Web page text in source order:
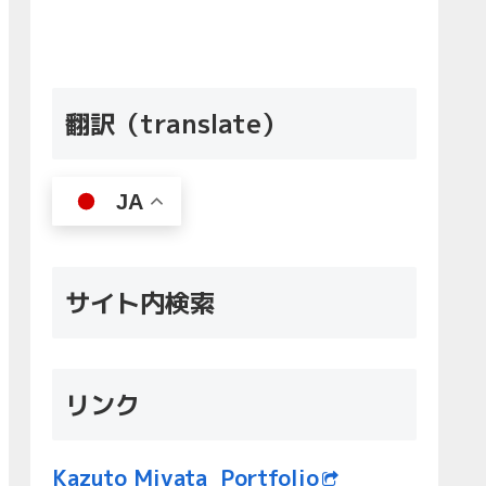
翻訳（translate）
JA
サイト内検索
リンク
Kazuto Miyata Portfolio